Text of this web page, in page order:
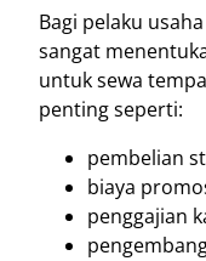
Bagi pelaku
sangat
untuk sewa
penting seperti:
pembelian
biaya
penggajian